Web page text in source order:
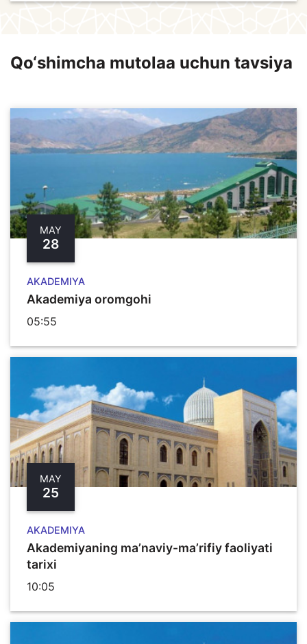
Qo‘shimcha mutolaa uchun tavsiya
MAY
28
AKADEMIYA
Akademiya oromgohi
05:55
MAY
25
AKADEMIYA
Akademiyaning ma’naviy-ma’rifiy faoliyati
tarixi
10:05